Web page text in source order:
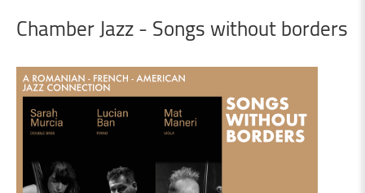
ChamberJazz- Songs withoutborders